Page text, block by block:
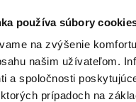
používa súbory
na zvýšenie
našim užívateľom.
a spoločnosti
prípadoch na